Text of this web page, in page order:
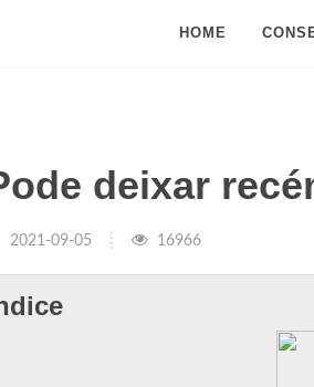
HOME
deixar
2021-09-05 16966